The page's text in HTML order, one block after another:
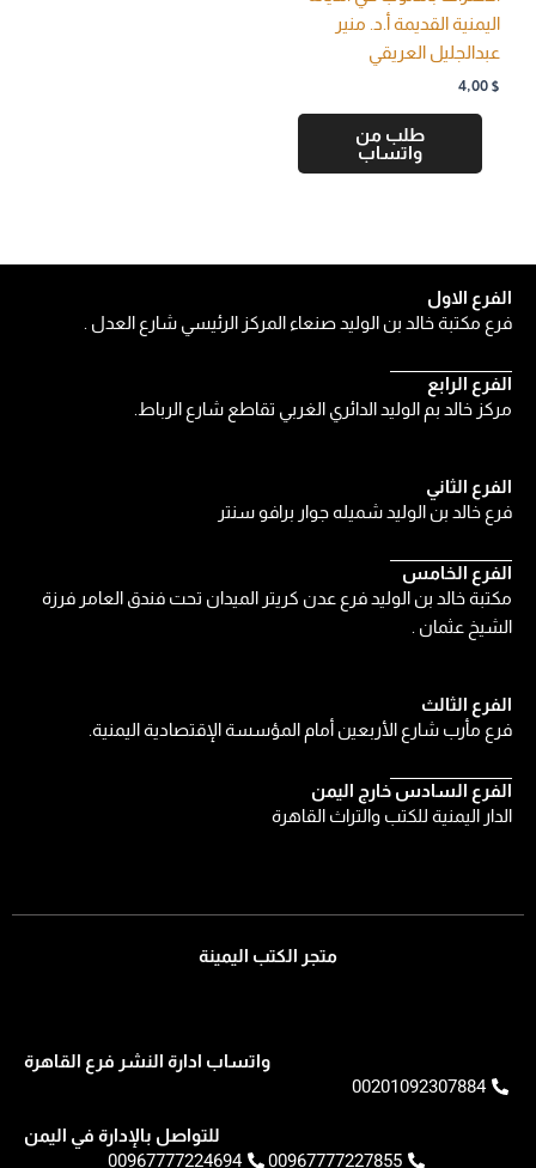
اليمنية القديمة أ.د. منير
عبدالجليل العريقي
4,00 $
طلب من
واتساب
الفرع الثالث
فرع مأرب شارع الأربعين أمام المؤسسة الإقتصادية اليمنية.
الفرع السادس خارج اليمن
الدار اليمنية للكتب والتراث القاهرة
الفرع الثاني
فرع خالد بن الوليد شميله جوار برافو سنتر
الفرع الخامس
مكتبة خالد بن الوليد فرع عدن كريتر الميدان تحت فندق العامر فرزة
الشيخ عثمان .
الفرع الاول
فرع مكتبة خالد بن الوليد صنعاء المركز الرئيسي شارع العدل .
الفرع الرابع
مركز خالد بم الوليد الدائري الغربي تقاطع شارع الرباط.
متجر الكتب اليمينة
واتساب ادارة النشر فرع القاهرة
00201092307884
للتواصل بالإدارة في اليمن
00967777227855
00967777224694